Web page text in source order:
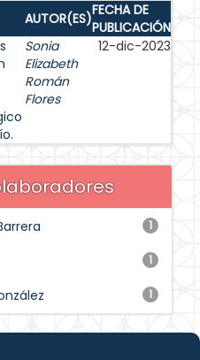
AUTOR(ES)FECHA DE
PUBLICACIÓN
Sonia
Elizabeth
Román
Flores
12-dic-2023
1
1
1